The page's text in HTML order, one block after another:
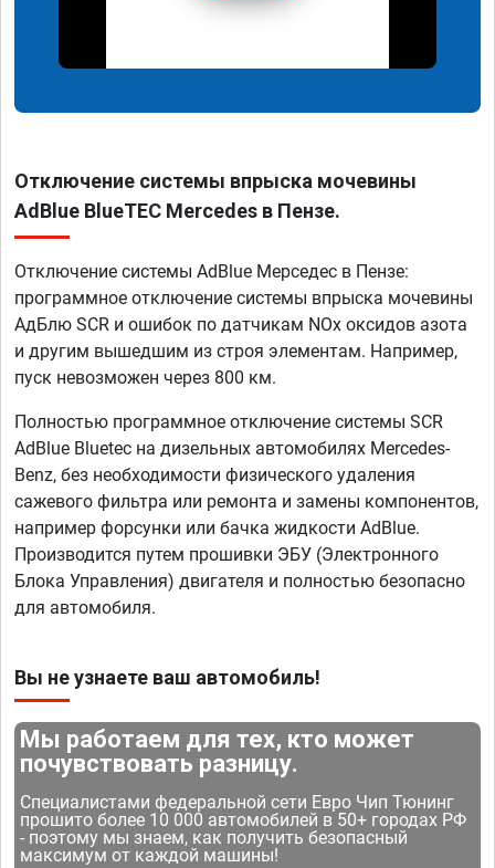
Отключение системы впрыска мочевины
AdBlue BlueTEC Mercedes в Пензе.
Отключение системы AdBlue Мерседес в Пензе:
программное отключение системы впрыска мочевины
АдБлю SCR и ошибок по датчикам NOx оксидов азота
и другим вышедшим из строя элементам. Например,
пуск невозможен через 800 км.
Полностью программное отключение системы SCR
AdBlue Bluetec на дизельных автомобилях Mercedes-
Benz, без необходимости физического удаления
сажевого фильтра или ремонта и замены компонентов,
например форсунки или бачка жидкости AdBlue.
Производится путем прошивки ЭБУ (Электронного
Блока Управления) двигателя и полностью безопасно
для автомобиля.
Вы не узнаете ваш автомобиль!
Мы работаем для тех, кто может
почувствовать разницу.
Специалистами федеральной сети Евро Чип Тюнинг
прошито более 10 000 автомобилей в 50+ городах РФ
- поэтому мы знаем, как получить безопасный
максимум от каждой машины!